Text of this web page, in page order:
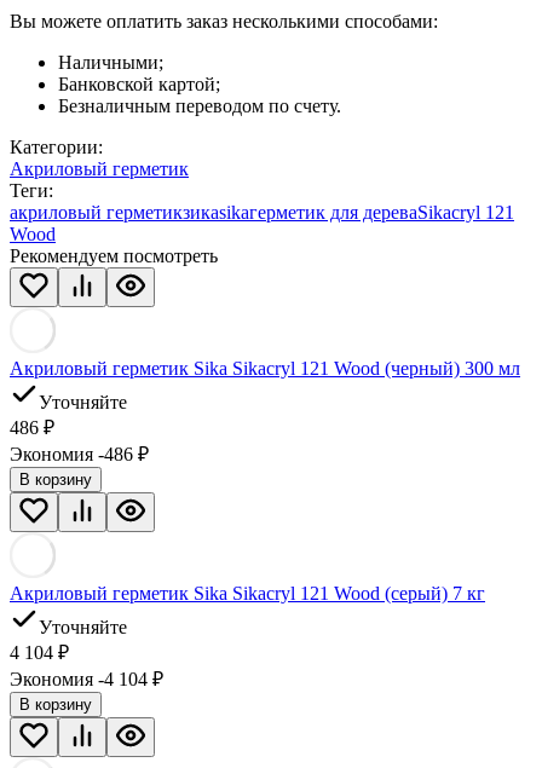
Вы можете оплатить заказ несколькими способами:
Наличными;
Банковской картой;
Безналичным переводом по счету.
Категории:
Акриловый герметик
Теги:
акриловый герметикзикаsikaгерметик для дереваSikacryl 121
Wood
Рекомендуем посмотреть
Акриловый герметик Sika Sikacryl 121 Wood (черный) 300 мл
Уточняйте
486 ₽
Экономия -486 ₽
В корзину
Акриловый герметик Sika Sikacryl 121 Wood (серый) 7 кг
Уточняйте
4 104 ₽
Экономия -4 104 ₽
В корзину